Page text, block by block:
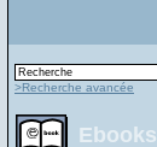
>Recherche avancée
Ebooks